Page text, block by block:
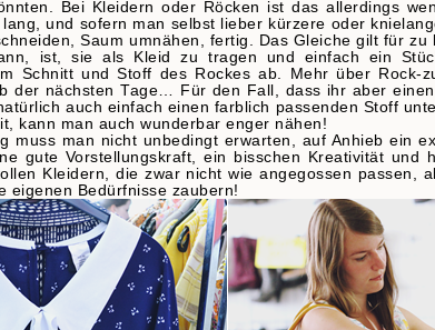
Bei Kleidern oder Röcken ist das allerdings
und sofern man selbst lieber kürzere oder
Saum umnähen, fertig. Das Gleiche gilt für zu
ist, sie als Kleid zu tragen und einfach ein
Schnitt und Stoff des Rockes ab. Mehr über Rock-
der nächsten Tage… Für den Fall, dass ihr aber
auch einfach einen farblich passenden Stoff
kann man auch wunderbar enger nähen!
muss man nicht unbedingt erwarten, auf Anhieb ein
gute Vorstellungskraft, ein bisschen Kreativität und
Kleidern, die zwar nicht wie angegossen passen,
eigenen Bedürfnisse zaubern!